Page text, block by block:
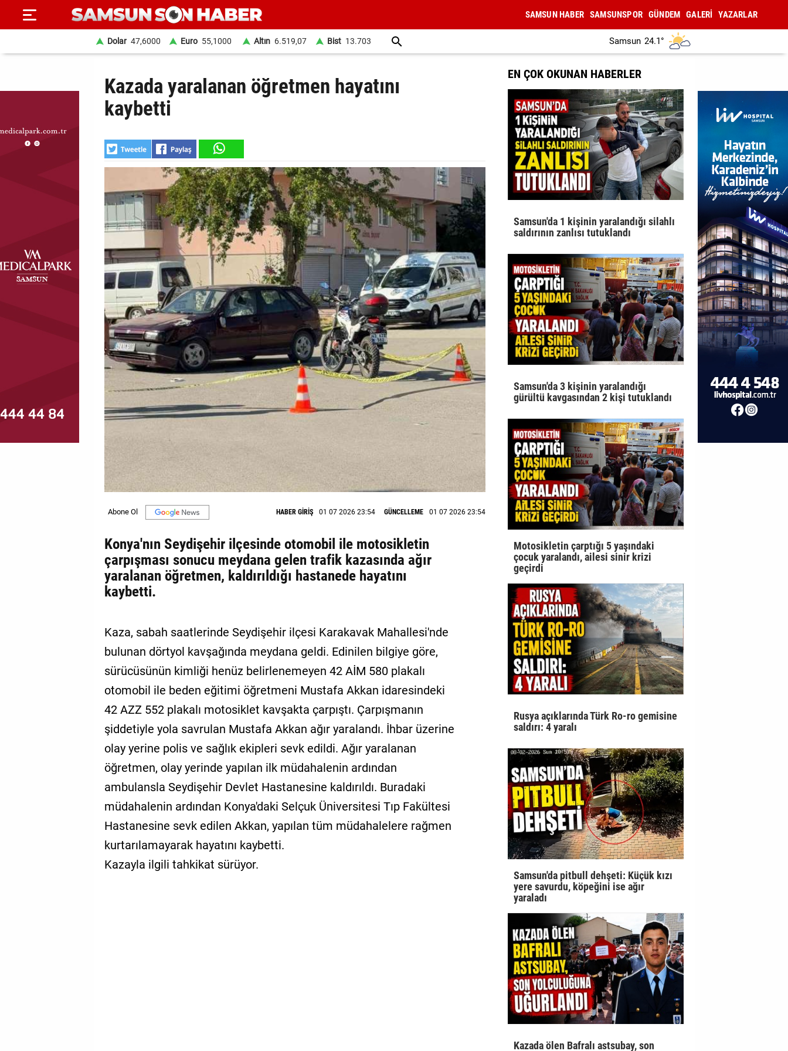
SAYFA
HABER
DÜNYA
MAGAZİN
Künye
İletişim
SAMSUN HABER SAMSUNSPOR GÜNDEM GALERİ YAZARLAR
Dolar 47,6000 Euro 55,1000 Altın 6.519,07 Bist 13.703 Samsun 24.1°
Kazada yaralanan öğretmen hayatını
kaybetti
HABER GİRİŞ 01 07 2026 23:54 GÜNCELLEME 01 07 2026 23:54
Konya'nın Seydişehir ilçesinde otomobil ile motosikletin
çarpışması sonucu meydana gelen trafik kazasında ağır
yaralanan öğretmen, kaldırıldığı hastanede hayatını
kaybetti.
Kaza, sabah saatlerinde Seydişehir ilçesi Karakavak Mahallesi'nde
bulunan dörtyol kavşağında meydana geldi. Edinilen bilgiye göre,
sürücüsünün kimliği henüz belirlenemeyen 42 AİM 580 plakalı
otomobil ile beden eğitimi öğretmeni Mustafa Akkan idaresindeki
42 AZZ 552 plakalı motosiklet kavşakta çarpıştı. Çarpışmanın
şiddetiyle yola savrulan Mustafa Akkan ağır yaralandı. İhbar üzerine
olay yerine polis ve sağlık ekipleri sevk edildi. Ağır yaralanan
öğretmen, olay yerinde yapılan ilk müdahalenin ardından
ambulansla Seydişehir Devlet Hastanesine kaldırıldı. Buradaki
müdahalenin ardından Konya'daki Selçuk Üniversitesi Tıp Fakültesi
Hastanesine sevk edilen Akkan, yapılan tüm müdahalelere rağmen
kurtarılamayarak hayatını kaybetti.
Kazayla ilgili tahkikat sürüyor.
EN ÇOK OKUNAN HABERLER
Samsun'da 1 kişinin yaralandığı silahlı
saldırının zanlısı tutuklandı
Samsun'da 3 kişinin yaralandığı
gürültü kavgasından 2 kişi tutuklandı
Motosikletin çarptığı 5 yaşındaki
çocuk yaralandı, ailesi sinir krizi
geçirdi
Rusya açıklarında Türk Ro-ro gemisine
saldırı: 4 yaralı
Samsun'da pitbull dehşeti: Küçük kızı
yere savurdu, köpeğini ise ağır
yaraladı
Kazada ölen Bafralı astsubay, son